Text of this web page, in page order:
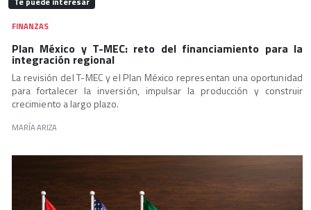
FINANZAS
Plan México y T-MEC: reto del financiamiento para la
integración regional
La revisión del T-MEC y el Plan México representan una oportunidad
para fortalecer la inversión, impulsar la producción y construir
crecimiento a largo plazo.
MARÍA ARIZA